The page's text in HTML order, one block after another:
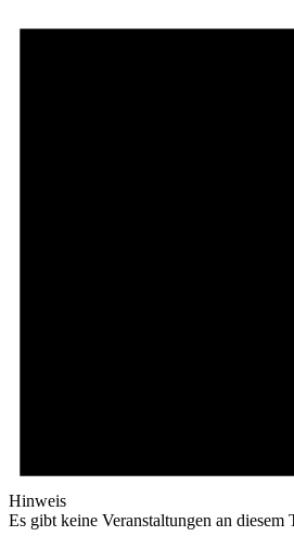
Hinweis
Es gibt keine Veranstaltungen an diesem